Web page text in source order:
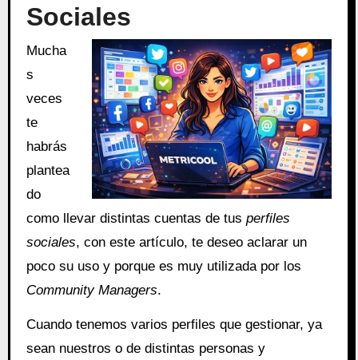
Sociales
Mucha
s
veces
te
habrás
plantea
do
como llevar distintas cuentas de tus perfiles
sociales, con este artículo, te deseo aclarar un
poco su uso y porque es muy utilizada por los
Community Managers.
Cuando tenemos varios perfiles que gestionar, ya
sean nuestros o de distintas personas y